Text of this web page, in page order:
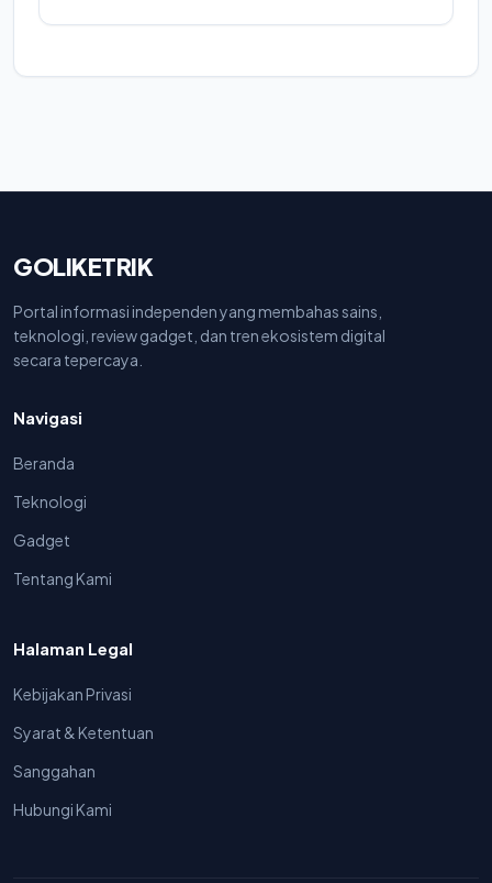
GOLIKETRIK
Portal informasi independen yang membahas sains,
teknologi, review gadget, dan tren ekosistem digital
secara tepercaya.
Navigasi
Beranda
Teknologi
Gadget
Tentang Kami
Halaman Legal
Kebijakan Privasi
Syarat & Ketentuan
Sanggahan
Hubungi Kami